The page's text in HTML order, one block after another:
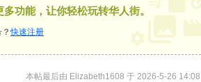
功能，让你轻松玩转华人街。
？快速注册
本帖最后由 Elizabeth1608 于 2026-5-26